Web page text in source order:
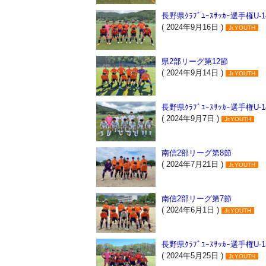
長野県ｸﾗﾌﾞﾕｰｽｻｯｶｰ選手権U-
( 2024年9月16日 )
Jr.YOUTH
県2部リーグ第12節
( 2024年9月14日 )
Jr.YOUTH
長野県ｸﾗﾌﾞﾕｰｽｻｯｶｰ選手権U-
( 2024年9月7日 )
Jr.YOUTH
南信2部リーグ第8節
( 2024年7月21日 )
Jr.YOUTH
南信2部リーグ第7節
( 2024年6月1日 )
Jr.YOUTH
長野県ｸﾗﾌﾞﾕｰｽｻｯｶｰ選手権U-
( 2024年5月25日 )
Jr.YOUTH